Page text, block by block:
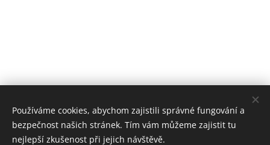
Používáme cookies, abychom zajistili správné fungování a
bezpečnost našich stránek. Tím vám můžeme zajistit tu
nejlepší zkušenost při jejich návštěvě.